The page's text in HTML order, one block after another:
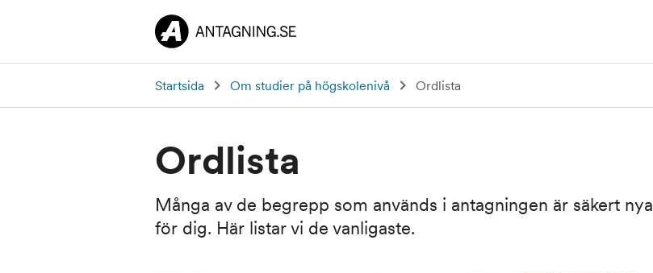
Startsida Om studier på högskolenivå Ordlista
Ordlista
Många av de begrepp som används i antagningen är säkert nya
för dig. Här listar vi de vanligaste.